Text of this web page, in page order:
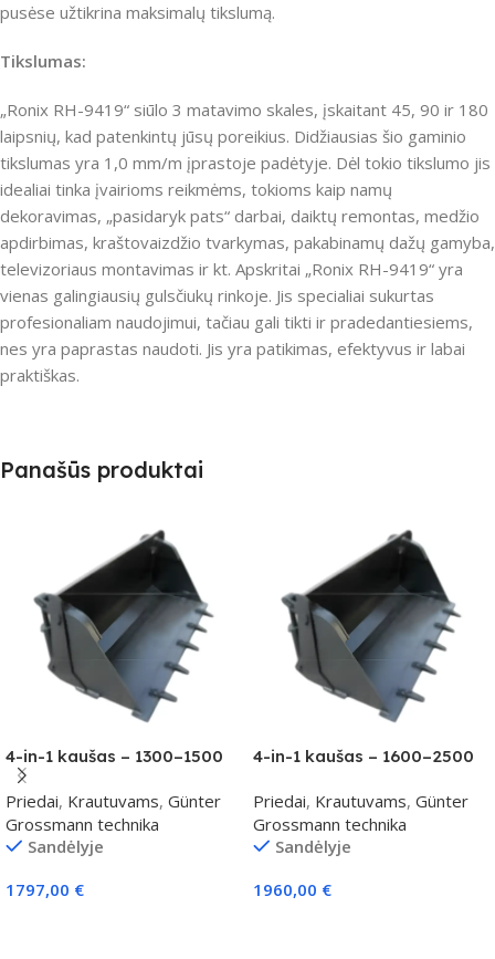
pusėse užtikrina maksimalų tikslumą.
Tikslumas:
„Ronix RH-9419“ siūlo 3 matavimo skales, įskaitant 45, 90 ir 180
laipsnių, kad patenkintų jūsų poreikius. Didžiausias šio gaminio
tikslumas yra 1,0 mm/m įprastoje padėtyje. Dėl tokio tikslumo jis
idealiai tinka įvairioms reikmėms, tokioms kaip namų
dekoravimas, „pasidaryk pats“ darbai, daiktų remontas, medžio
apdirbimas, kraštovaizdžio tvarkymas, pakabinamų dažų gamyba,
televizoriaus montavimas ir kt. Apskritai „Ronix RH-9419“ yra
vienas galingiausių gulsčiukų rinkoje. Jis specialiai sukurtas
profesionaliam naudojimui, tačiau gali tikti ir pradedantiesiems,
nes yra paprastas naudoti. Jis yra patikimas, efektyvus ir labai
praktiškas.
Panašūs produktai
4-in-1 kaušas – 1300–1500
kg klasei
Priedai, Krautuvams, Günter
Grossmann technika
Sandėlyje
1797,00 €
4-in-1 kaušas – 1600–2500
Priedai, Krautuvams, Günter
Grossmann technika
Sandėlyje
1960,00 €